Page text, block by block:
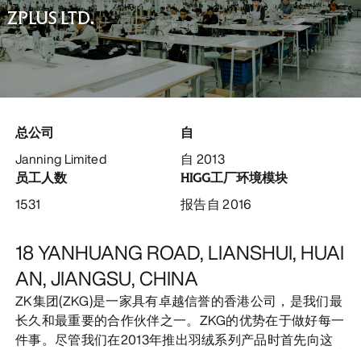
无理由退换货
改变主意了？ 30天内购买的符合条件的商品可退换货。
。
男士
鞋履
装备
VEILANCE
ZPLUS LTD.
总公司
Janning Limited
自
自 2013
员工人数
1531
HIGG工厂环境模块
报告自 2016
18 YANHUANG ROAD, LIANSHUI, HUAI
AN, JIANGSU, CHINA
ZK集团(ZKG)是一家具有卓越信誉的香港公司，是我们最
长久和最重要的合作伙伴之一。ZKG的优势在于做好每一
件事。尽管我们在2013年推出羽绒系列产品时首先向这